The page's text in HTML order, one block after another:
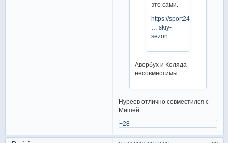
это сами.
https://sport24.ru/news/
… skiy-
sezon
Авербух и Коляда
несовместимы.
Нуреев отлично совместился с
Мишей.
+28